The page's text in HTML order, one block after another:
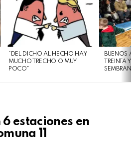
“DEL DICHO AL HECHO HAY
MUCHO TRECHO O MUY
POCO”
BUENOS
estaciones en
11